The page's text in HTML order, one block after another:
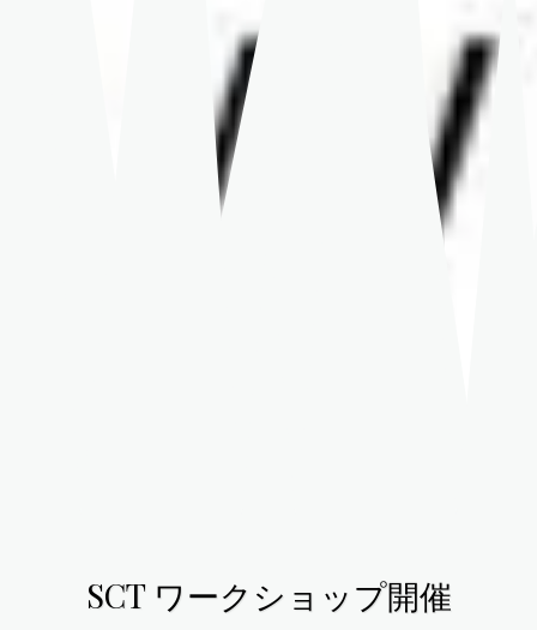
SCT ワークショップ開催